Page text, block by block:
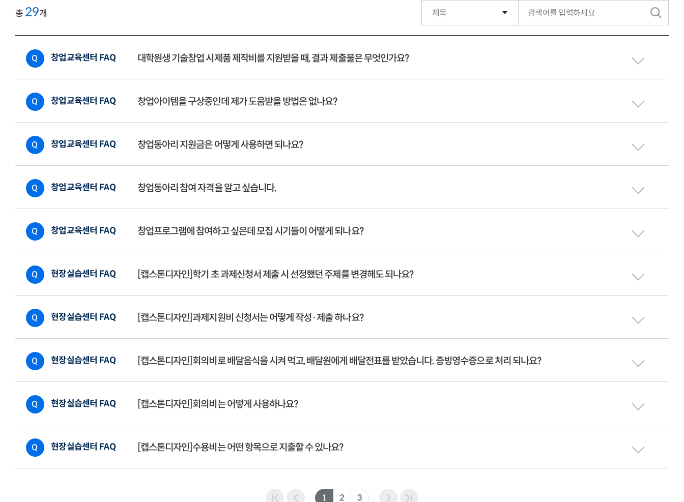
총 29개
검
색
Q 창업교육센터 FAQ 대학원생 기술창업 시제품 제작비를 지원받을 때, 결과 제출물은 무엇인가요?
Q 창업교육센터 FAQ 창업아이템을 구상중인데 제가 도움받을 방법은 없나요?
Q 창업교육센터 FAQ 창업동아리 지원금은 어떻게 사용하면 되나요?
Q 창업교육센터 FAQ 창업동아리 참여 자격을 알고 싶습니다.
Q 창업교육센터 FAQ 창업프로그램에 참여하고 싶은데 모집 시기들이 어떻게 되나요?
Q 현장실습센터 FAQ [캡스톤디자인]학기 초 과제신청서 제출 시 선정했던 주제를 변경해도 되나요?
Q 현장실습센터 FAQ [캡스톤디자인]과제지원비 신청서는 어떻게 작성·제출 하나요?
Q 현장실습센터 FAQ [캡스톤디자인]회의비로 배달음식을 시켜 먹고, 배달원에게 배달전표를 받았습니다. 증빙영수증으로 처리 되나요?
Q 현장실습센터 FAQ [캡스톤디자인]회의비는 어떻게 사용하나요?
Q 현장실습센터 FAQ [캡스톤디자인]수용비는 어떤 항목으로 지출할 수 있나요?
1 2 3